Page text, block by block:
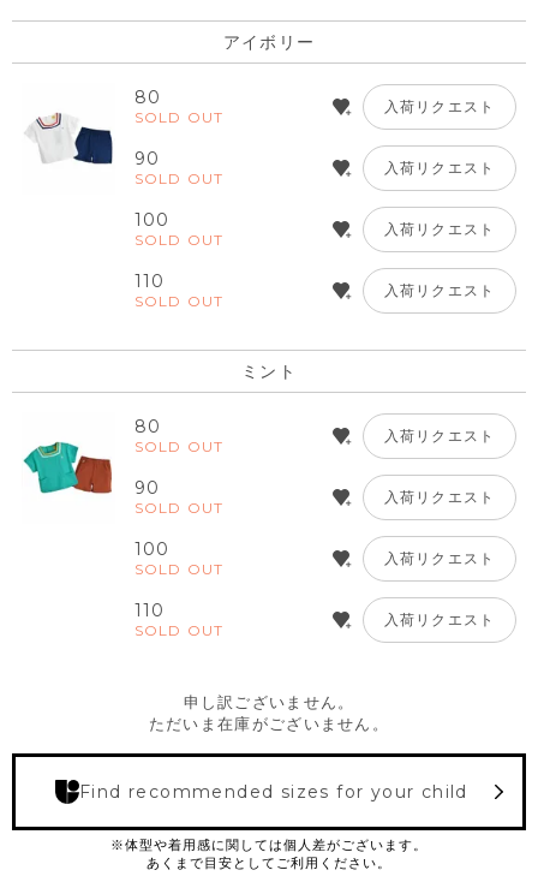
アイボリー
80
SOLD OUT
入荷リクエスト
90
SOLD OUT
入荷リクエスト
100
SOLD OUT
入荷リクエスト
110
SOLD OUT
入荷リクエスト
ミント
80
SOLD OUT
入荷リクエスト
90
SOLD OUT
入荷リクエスト
100
SOLD OUT
入荷リクエスト
110
SOLD OUT
入荷リクエスト
申し訳ございません。
ただいま在庫がございません。
Find recommended sizes for your child